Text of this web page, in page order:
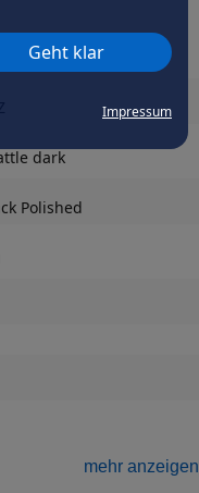
Geht klar
Impressum
dark
Polished
mehr anzeigen